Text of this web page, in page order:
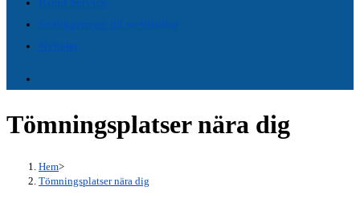
Snabbgenväg till webbsidor
Nyheter
Tömningsplatser nära dig
Hem>
Tömningsplatser nära dig